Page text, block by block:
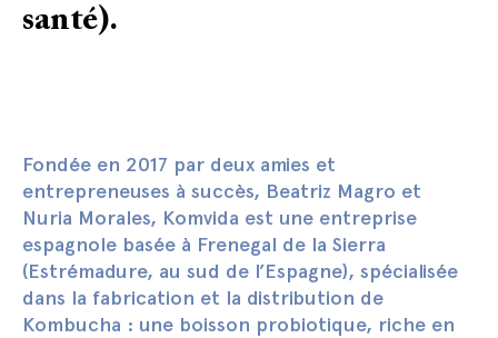
santé).
Fondée en 2017 par deux amies et
entrepreneuses à succès, Beatriz Magro et
Nuria Morales, Komvida est une entreprise
espagnole basée à Frenegal de la Sierra
(Estrémadure, au sud de l’Espagne), spécialisée
dans la fabrication et la distribution de
Kombucha : une boisson probiotique, riche en